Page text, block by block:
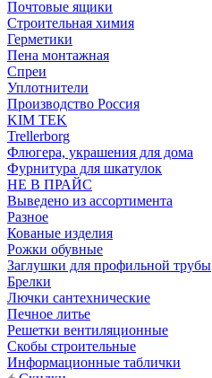
Почтовые ящики
Строительная химия
Герметики
Пена монтажная
Спреи
Уплотнители
Производство Россия
KIM TEK
Trellerborg
Флюгера, украшения для дома
Фурнитура для шкатулок
НЕ В ПРАЙС
Выведено из ассортимента
Разное
Кованые изделия
Рожки обувные
Заглушки для профильной трубы
Брелки
Лючки сантехнические
Печное литье
Решетки вентиляционные
Скобы строительные
Информационные таблички